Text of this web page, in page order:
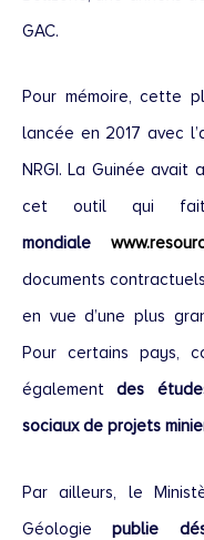
GAC.
Pour mémoire, cette
lancée en 2017 avec
NRGI. La Guinée
cet outil qui
mondiale
documents
en vue d’une plus
Pour certains pays,
égalementdes
sociaux de projets
Par ailleurs, le
Géologiepublie